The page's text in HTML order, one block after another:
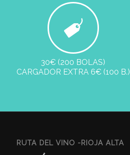
30€ (200 BOLAS)
CARGADOR EXTRA 6€ (100 B.)
RUTA DEL VINO -RIOJA ALTA